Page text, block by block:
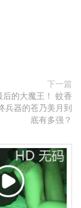
下一篇
后的大魔王！ 蚊香
兵器的苍乃美月到
底有多强？